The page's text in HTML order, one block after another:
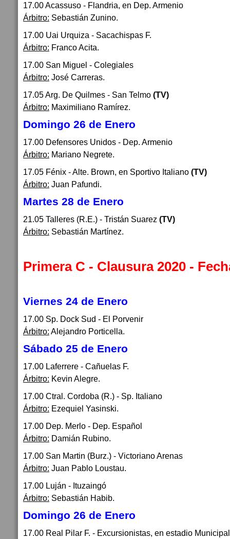
17.00 Acassuso - Flandria, en Dep. Armenio
Árbitro: Sebastián Zunino.
17.00 Uai Urquiza - Sacachispas F.
Árbitro: Franco Acita.
17.00 San Miguel - Colegiales
Árbitro: José Carreras.
17.05 Arg. De Quilmes - San Telmo (TV)
Árbitro: Maximiliano Ramírez.
Domingo 26 de Enero
17.00 Defensores Unidos - Dep. Armenio
Árbitro: Mariano Negrete.
17.05 Fénix - Alte. Brown, en Sportivo Italiano (TV)
Árbitro: Juan Pafundi.
Martes 28 de Enero
21.05 Talleres (R.E.) - Tristán Suarez (TV)
Árbitro: Sebastián Martínez.
Primera C - Clausura 2020 -
Viernes 24 de Enero
17.00 Sp. Dock Sud - El Porvenir
Árbitro: Alejandro Porticella.
Sábado 25 de Enero
17.00 Laferrere - Cañuelas F.
Árbitro: Kevin Alegre.
17.00 Ctral. Cordoba (R.) - Sp. Italiano
Árbitro: Ezequiel Yasinski.
17.00 Dep. Merlo - Dep. Español
Árbitro: Damián Rubino.
17.00 San Martin (Burz.) - Victoriano Arenas
Árbitro: Juan Pablo Loustau.
17.00 Luján - Ituzaingó
Árbitro: Sebastián Habib.
Domingo 26 de Enero
17.00 Real Pilar F. - Excursionistas, en estadio